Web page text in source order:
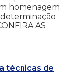
homenagem
determinação
AS
técnicas de